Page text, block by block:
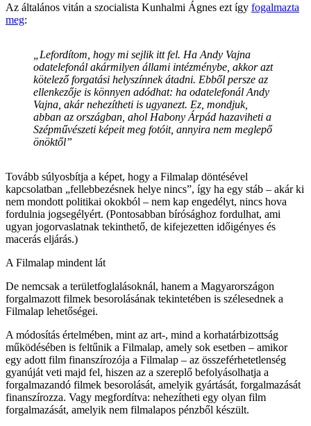
Az általános vitán a szocialista Kunhalmi Ágnes ezt így fogalmazta
meg:
„Lefordítom, hogy mi sejlik itt fel. Ha Andy Vajna
odatelefonál akármilyen állami intézménybe, akkor azt
kötelező forgatási helyszínnek átadni. Ebből persze az
ellenkezője is könnyen adódhat: ha odatelefonál Andy
Vajna, akár nehezítheti is ugyanezt. Ez, mondjuk,
abban az országban, ahol Habony Árpád hazaviheti a
Szépművészeti képeit meg fotóit, annyira nem meglepő
önöktől”
Tovább súlyosbítja a képet, hogy a Filmalap döntésével
kapcsolatban „fellebbezésnek helye nincs”, így ha egy stáb – akár ki
nem mondott politikai okokból – nem kap engedélyt, nincs hova
fordulnia jogsegélyért. (Pontosabban bírósághoz fordulhat, ami
ugyan jogorvaslatnak tekinthető, de kifejezetten időigényes és
macerás eljárás.)
A Filmalap mindent lát
De nemcsak a területfoglalásoknál, hanem a Magyarországon
forgalmazott filmek besorolásának tekintetében is szélesednek a
Filmalap lehetőségei.
A módosítás értelmében, mint az art-, mind a korhatárbizottság
működésében is feltűnik a Filmalap, amely sok esetben – amikor
egy adott film finanszírozója a Filmalap – az összeférhetetlenség
gyanúját veti majd fel, hiszen az a szereplő befolyásolhatja a
forgalmazandó filmek besorolását, amelyik gyártását, forgalmazását
finanszírozza. Vagy megfordítva: nehezítheti egy olyan film
forgalmazását, amelyik nem filmalapos pénzből készült.